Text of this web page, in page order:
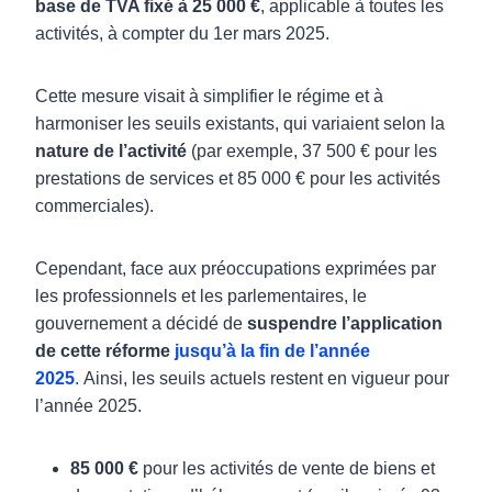
base de TVA fixé à 25 000 €, applicable à toutes les
activités, à compter du 1er mars 2025.
Cette mesure visait à simplifier le régime et à
harmoniser les seuils existants, qui variaient selon la
nature de l’activité (par exemple, 37 500 € pour les
prestations de services et 85 000 € pour les activités
commerciales).
Cependant, face aux préoccupations exprimées par
les professionnels et les parlementaires, le
gouvernement a décidé de suspendre l’application
de cette réforme jusqu’à la fin de l’année
2025. Ainsi, les seuils actuels restent en vigueur pour
l’année 2025.
85 000 € pour les activités de vente de biens et